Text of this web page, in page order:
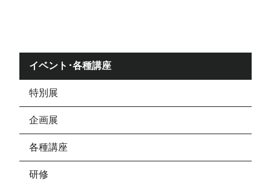
イベント･各種講座
特別展
企画展
各種講座
研修